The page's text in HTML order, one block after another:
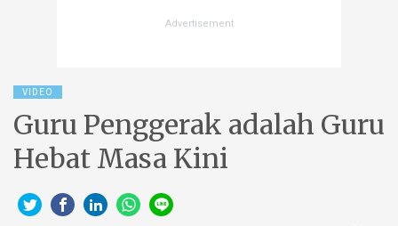
VIDEO
Guru Penggerak adalah Guru
Hebat Masa Kini